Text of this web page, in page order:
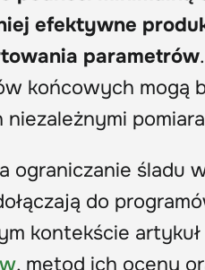
efektywne
parametrów
końcowych mogą
ograniczanie śladu
do
kontekście
, metod ich oceny